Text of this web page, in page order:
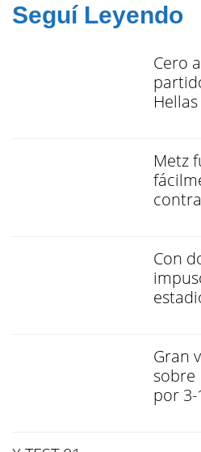
Seguí Leyendo
Cero
Metz
Con
Gran
sobre
por 3-